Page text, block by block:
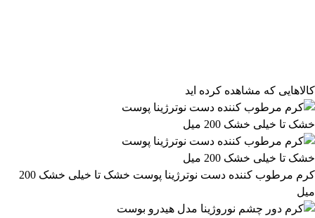
تومان
2,349,499 تومان
2,349,500 تومان
اعمال فیلتر قیمت
وضعیت کالا
نمایش کالاهای موجود
فیلتر بر اساس برند:
مرتب‌سازی محصولات
مرتب‌سازی:
پیش‌فرض محبوب‌ترین بالاترین امتیاز
گران‌ترین موجودها اول
کالاهایی که مشاهده کرده اید
کرم مرطوب کننده دست نوترژینا پوست خشک تا خیلی خشک 200
میل